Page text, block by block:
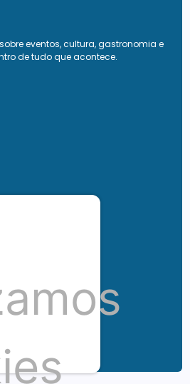
eventos, cultura, gastronomia e
de tudo que acontece.